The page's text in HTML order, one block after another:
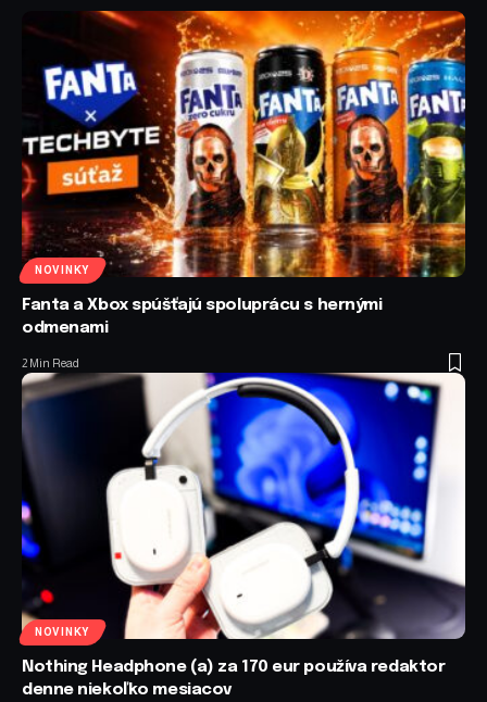
NOVINKY
Fanta a Xbox spúšťajú spoluprácu s hernými
odmenami
2 Min Read
NOVINKY
Nothing Headphone (a) za 170 eur používa redaktor
denne niekoľko mesiacov